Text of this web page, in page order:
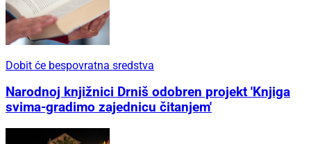
Dobit će bespovratna sredstva
Narodnoj knjižnici Drniš odobren projekt 'Knjiga
svima-gradimo zajednicu čitanjem'